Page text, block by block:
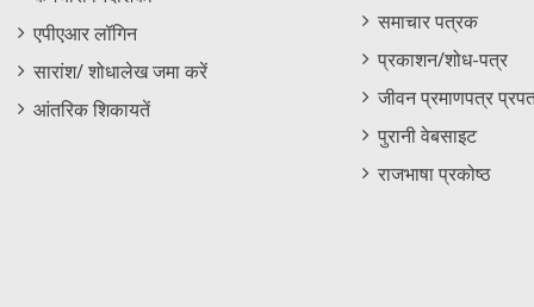
एपीएआर लॉगिन
सारांश/ शोधालेख जमा करें
आंतरिक शिकायतें
समाचार पत्रक
प्रकाशन/शोध-पत्र
जीवन प्रमाणपत्र
पुरानी वेबसाइट
राजभाषा प्रकोष्ठ